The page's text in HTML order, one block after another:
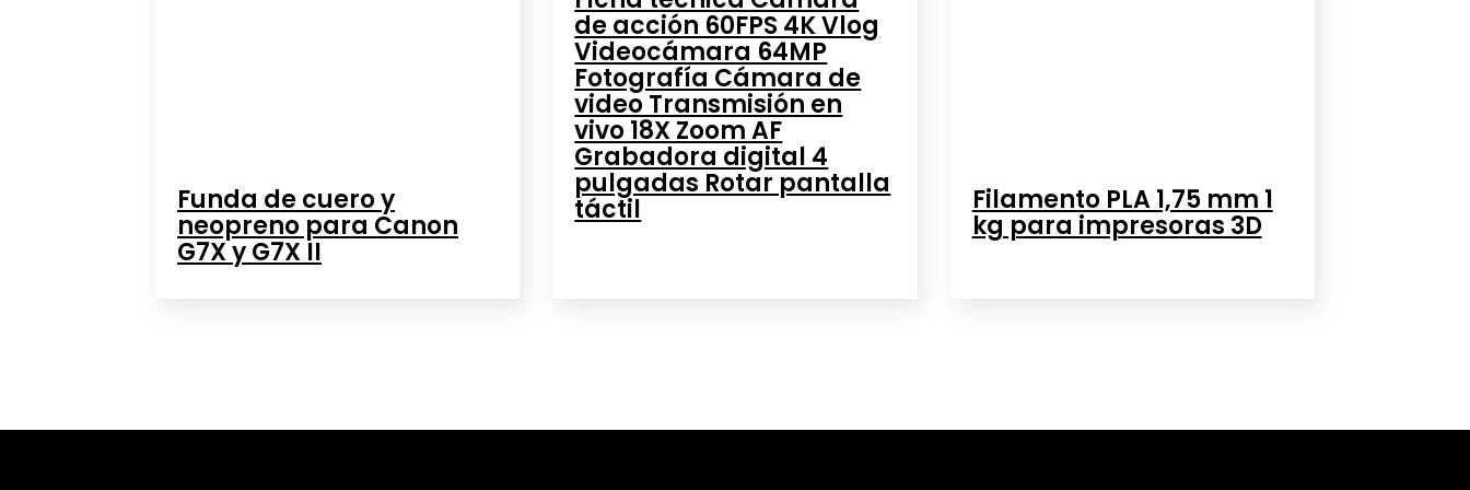
Funda de cuero y
neopreno para Canon
G7X y G7X II
de acción 60FPS 4K Vlog
Videocámara 64MP
Fotografía Cámara de
video Transmisión en
vivo 18X Zoom AF
Grabadora digital 4
pulgadas Rotar pantalla
táctil Filamento PLA 1,75 mm 1
kg para impresoras 3D